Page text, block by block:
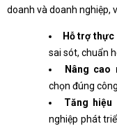
doanh và doanh nghiệp,
Hỗ trợ
sai sót, chuẩn
Nâng cao
chọn đúng
Tăng hiệu
nghiệp phát